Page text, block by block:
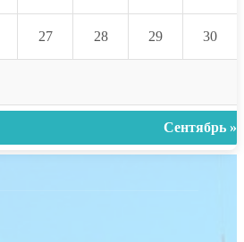
27 28 29 30
Сентябрь »